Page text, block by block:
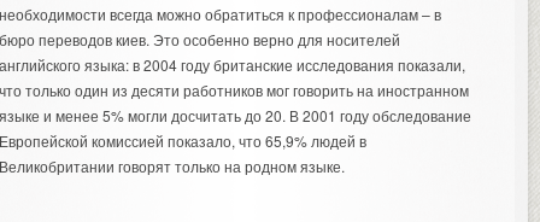
всегда можно обратиться к профессионалам – в
переводов киев. Это особенно верно для носителей
языка: в 2004 году британские исследования показали,
только один из десяти работников мог говорить на иностранном
и менее 5% могли досчитать до 20. В 2001 году обследование
комиссией показало, что 65,9% людей в
говорят только на родном языке.